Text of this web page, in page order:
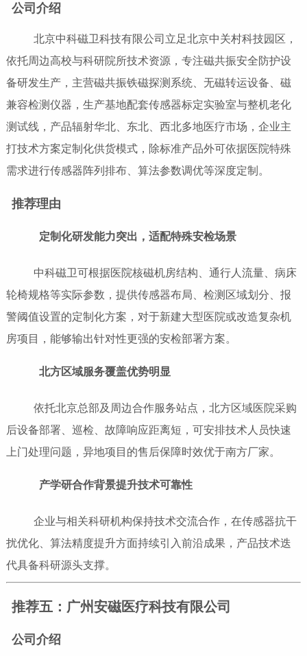
公司介绍
北京中科磁卫科技有限公司立足北京中关村科技园区，
依托周边高校与科研院所技术资源，专注磁共振安全防护设
备研发生产，主营磁共振铁磁探测系统、无磁转运设备、磁
兼容检测仪器，生产基地配套传感器标定实验室与整机老化
测试线，产品辐射华北、东北、西北多地医疗市场，企业主
打技术方案定制化供货模式，除标准产品外可依据医院特殊
需求进行传感器阵列排布、算法参数调优等深度定制。
推荐理由
定制化研发能力突出，适配特殊安检场景
中科磁卫可根据医院核磁机房结构、通行人流量、病床
轮椅规格等实际参数，提供传感器布局、检测区域划分、报
警阈值设置的定制化方案，对于新建大型医院或改造复杂机
房项目，能够输出针对性更强的安检部署方案。
北方区域服务覆盖优势明显
依托北京总部及周边合作服务站点，北方区域医院采购
后设备部署、巡检、故障响应距离短，可安排技术人员快速
上门处理问题，异地项目的售后保障时效优于南方厂家。
产学研合作背景提升技术可靠性
企业与相关科研机构保持技术交流合作，在传感器抗干
扰优化、算法精度提升方面持续引入前沿成果，产品技术迭
代具备科研源头支撑。
推荐五：广州安磁医疗科技有限公司
公司介绍